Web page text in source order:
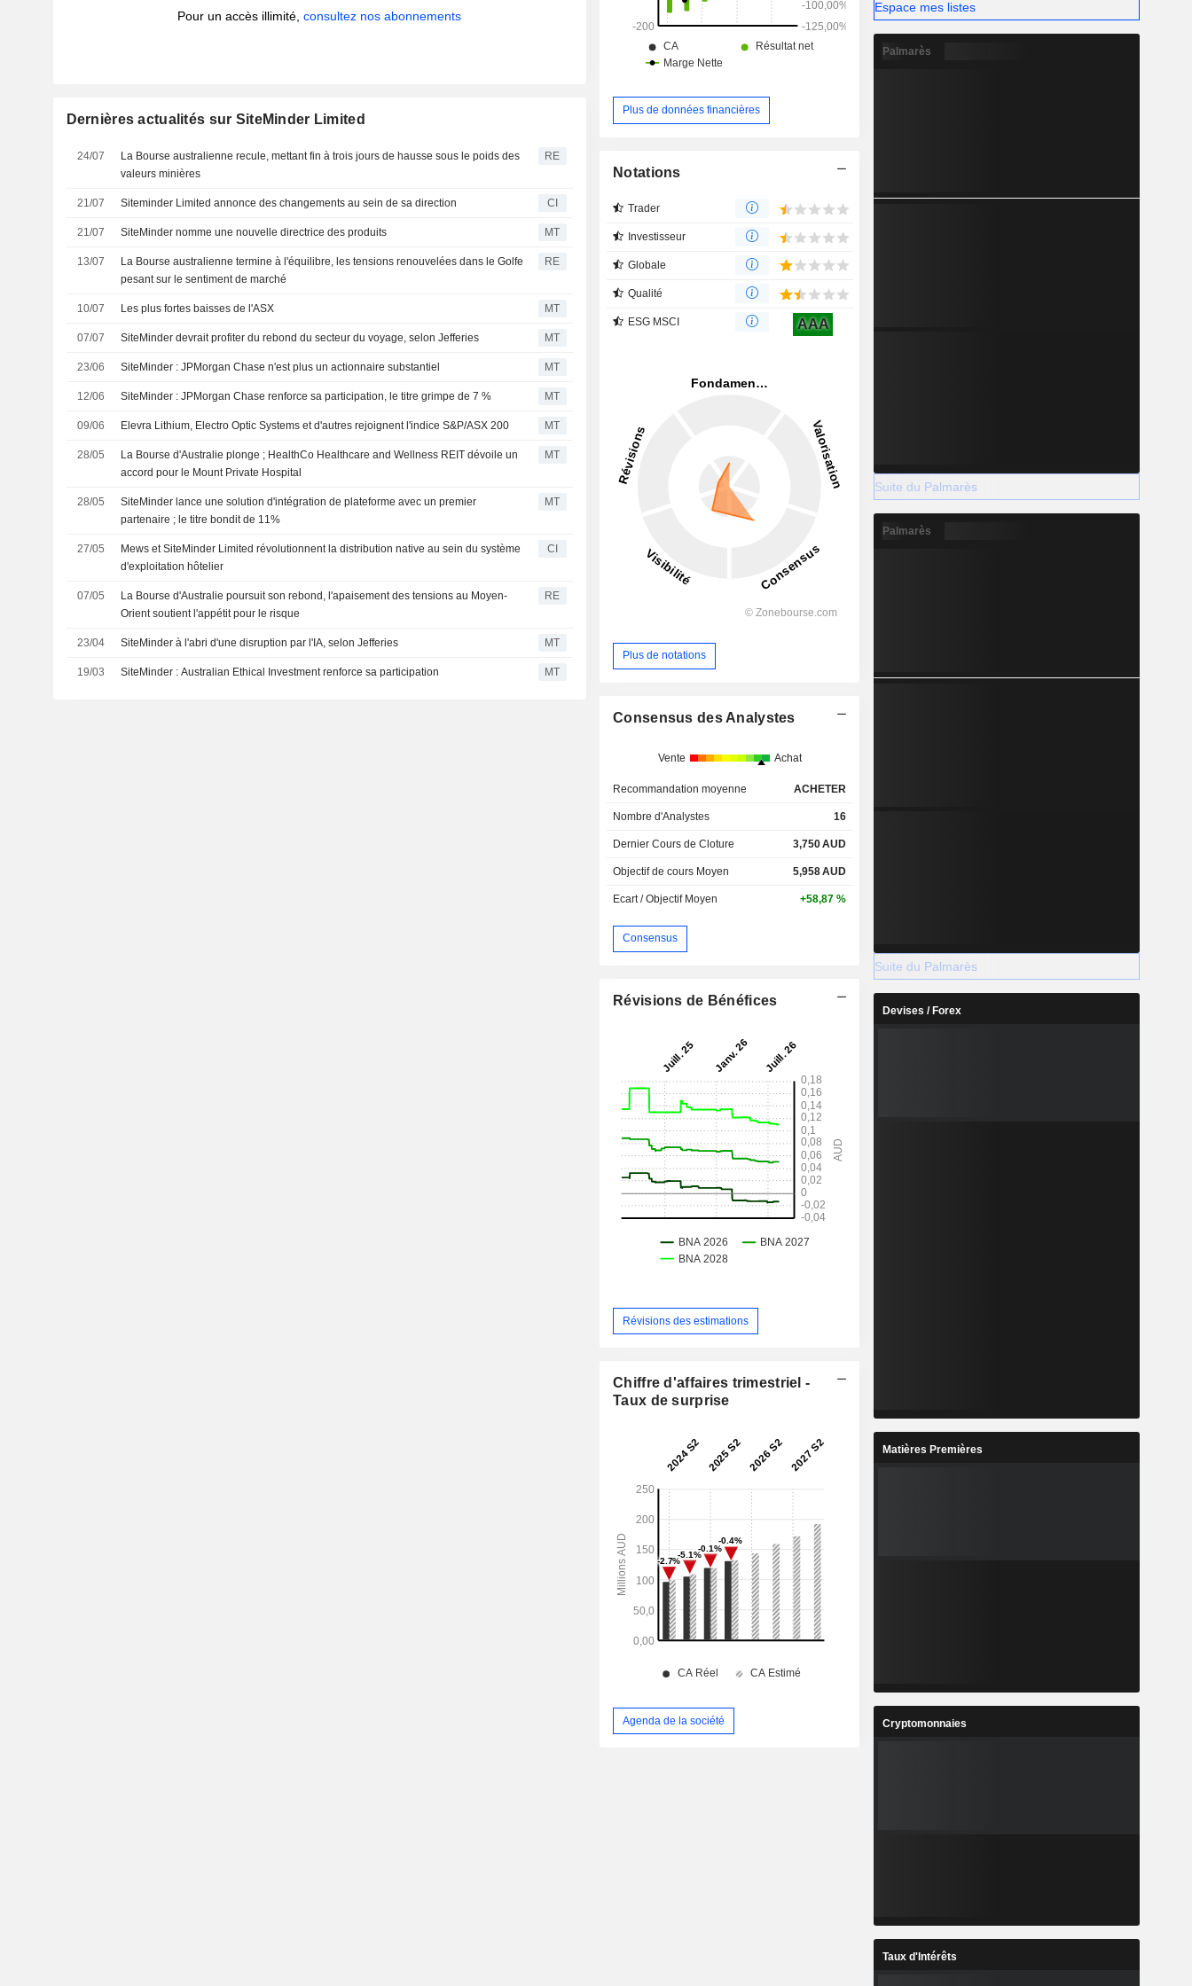
Pour un accès illimité,consultez nos abonnements
Dernières actualités sur SiteMinder Limited
24/07
La Bourse australienne recule, mettant fin à trois jours de hausse sous le poids des
valeurs minières
RE
21/07 Siteminder Limited annonce des changements au sein de sa direction CI
21/07 SiteMinder nomme une nouvelle directrice des produits MT
13/07
La Bourse australienne termine à l'équilibre, les tensions renouvelées dans le Golfe
pesant sur le sentiment de marché
RE
10/07 Les plus fortes baisses de l'ASX MT
07/07 SiteMinder devrait profiter du rebond du secteur du voyage, selon Jefferies MT
23/06 SiteMinder : JPMorgan Chase n'est plus un actionnaire substantiel MT
12/06 SiteMinder : JPMorgan Chase renforce sa participation, le titre grimpe de 7 % MT
09/06 Elevra Lithium, Electro Optic Systems et d'autres rejoignent l'indice S&P/ASX 200 MT
28/05
La Bourse d'Australie plonge ; HealthCo Healthcare and Wellness REIT dévoile un
accord pour le Mount Private Hospital
MT
28/05
SiteMinder lance une solution d'intégration de plateforme avec un premier
partenaire ; le titre bondit de 11%
MT
27/05
Mews et SiteMinder Limited révolutionnent la distribution native au sein du système
d'exploitation hôtelier
CI
07/05
La Bourse d'Australie poursuit son rebond, l'apaisement des tensions au Moyen-
Orient soutient l'appétit pour le risque
RE
23/04 SiteMinder à l'abri d'une disruption par l'IA, selon Jefferies MT
19/03 SiteMinder : Australian Ethical Investment renforce sa participation MT
Plus de données financières
Notations
Trader
Investisseur
Globale
Qualité
ESG MSCI AAA
Plus de notations
Consensus des Analystes
Vente Achat
Recommandation moyenne ACHETER
Nombre d'Analystes 16
Dernier Cours de Cloture 3,750AUD
Objectif de cours Moyen 5,958AUD
Ecart / Objectif Moyen +58,87 %
Consensus
Révisions de Bénéfices
Révisions des estimations
Chiffre d'affaires trimestriel -
Taux de surprise
Agenda de la société
Espace mes listes
Palmarès
Suite du Palmarès
Palmarès
Suite du Palmarès
Devises / Forex
Matières Premières
Cryptomonnaies
Taux d'Intérêts